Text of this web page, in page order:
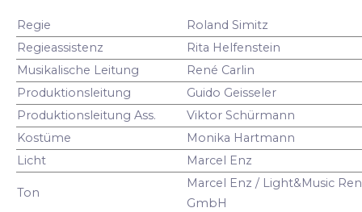
Regie
Roland Simitz
Regieassistenz
Rita Helfenstein
Musikalische Leitung
René Carlin
Produktionsleitung
Guido Geisseler
Produktionsleitung Ass.
Viktor Schürmann
Kostüme
Monika Hartmann
Licht
Marcel Enz
Ton
Marcel Enz / Light&Music
GmbH